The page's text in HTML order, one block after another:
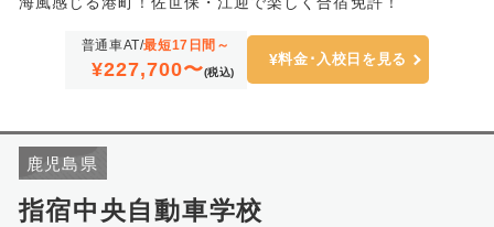
普通車AT/最短17日間～
¥227,700〜(税込)
料金･入校日を見る
鹿児島県
指宿中央自動車学校